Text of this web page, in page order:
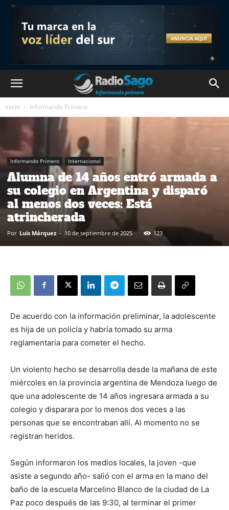
Inicio Informando Primero
Informando Primero Internacional
Alumna de 14 años entró armada a
su colegio en Argentina y disparó
al menos dos veces: Está
atrincherada
Por Luis Márquez - 10 de septiembre de 2025 123
De acuerdo con la información preliminar, la adolescente
es hija de un policía y habría tomado su arma
reglamentaria para cometer el hecho.
Un violento hecho se desarrolla desde la mañana de este
miércoles en la provincia argentina de Mendoza luego de
que una adolescente de 14 años ingresara armada a su
colegio y disparara por lo menos dos veces a las
personas que se encontraban allí. Al momento no se
registran heridos.
Según informaron los medios locales, la joven -que
asiste a segundo año- salió con el arma en la mano del
baño de la escuela Marcelino Blanco de la ciudad de La
Paz poco después de las 9:30, al terminar el primer